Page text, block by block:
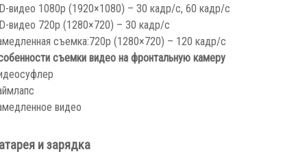
видео 1080p (1920×1080) – 30 кадр/с, 60 кадр/с
видео 720p (1280×720) – 30 кадр/с
съемка:720p (1280×720) – 120 кадр/с
съемки видео на фронтальную камеру
видео
и зарядка